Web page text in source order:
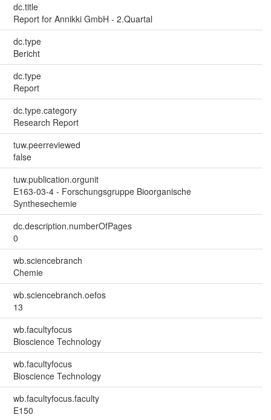
dc.title
Report for Annikki GmbH - 2.Quartal
dc.type
Bericht
dc.type
Report
dc.type.category
Research Report
tuw.peerreviewed
false
tuw.publication.orgunit
E163-03-4 - Forschungsgruppe Bioorganische
Synthesechemie
dc.description.numberOfPages
0
wb.sciencebranch
Chemie
wb.sciencebranch.oefos
13
wb.facultyfocus
Bioscience Technology
wb.facultyfocus
Bioscience Technology
wb.facultyfocus.faculty
E150